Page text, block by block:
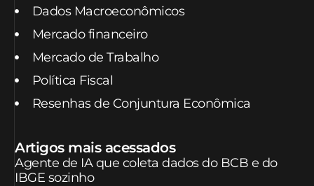
Dados Macroeconômicos
Mercado financeiro
Mercado de Trabalho
Política Fiscal
Resenhas de Conjuntura Econômica
Artigos mais acessados
Agente de IA que coleta dados do BCB e do
IBGE sozinho